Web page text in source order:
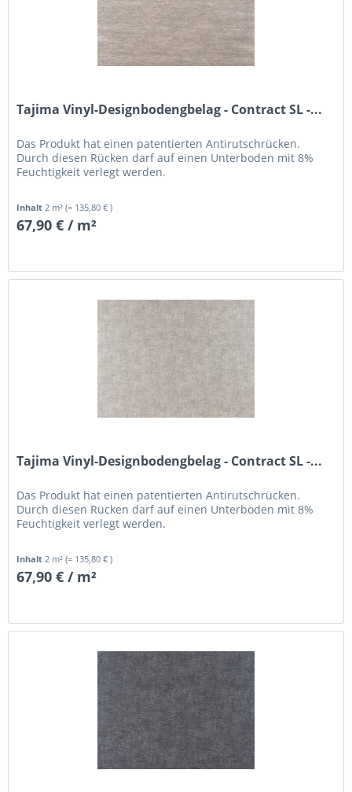
Tajima Vinyl-Designbodengbelag - Contract SL -...
Das Produkt hat einen patentierten Antirutschrücken.
Durch diesen Rücken darf auf einen Unterboden mit 8%
Feuchtigkeit verlegt werden.
Inhalt2 m²(= 135,80 € )
67,90 € / m²
Tajima Vinyl-Designbodengbelag - Contract SL -...
Das Produkt hat einen patentierten Antirutschrücken.
Durch diesen Rücken darf auf einen Unterboden mit 8%
Feuchtigkeit verlegt werden.
Inhalt 2 m²(= 135,80 € )
67,90 € / m²